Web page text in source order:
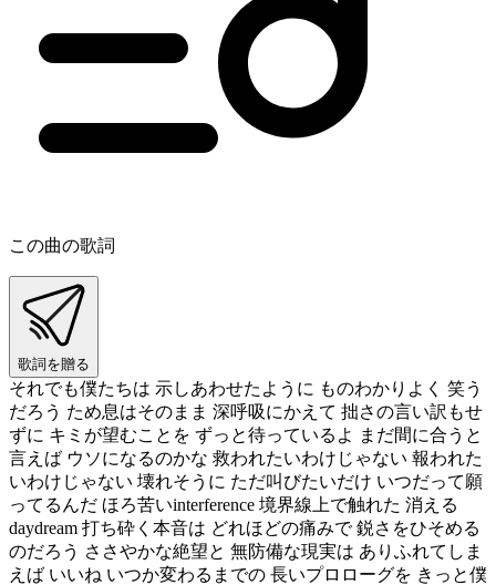
この曲の歌詞
歌詞を贈る
それでも僕たちは 示しあわせたように ものわかりよく 笑う
だろう ため息はそのまま 深呼吸にかえて 拙さの言い訳もせ
ずに キミが望むことを ずっと待っているよ まだ間に合うと
言えば ウソになるのかな 救われたいわけじゃない 報われた
いわけじゃない 壊れそうに ただ叫びたいだけ いつだって願
ってるんだ ほろ苦いinterference 境界線上で触れた 消える
daydream 打ち砕く本音は どれほどの痛みで 鋭さをひそめる
のだろう ささやかな絶望と 無防備な現実は ありふれてしま
えば いいね いつか変わるまでの 長いプロローグを きっと僕